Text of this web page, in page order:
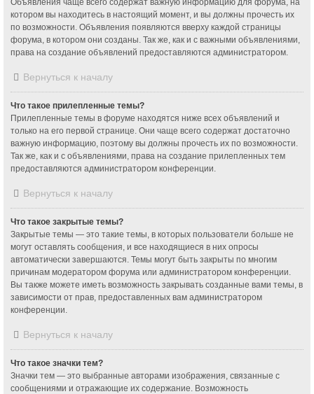
котором вы находитесь в настоящий момент, и вы должны прочесть их
по возможности. Объявления появляются вверху каждой страницы
форума, в котором они созданы. Так же, как и с важными объявлениями,
права на создание объявлений предоставляются администратором.
Вернуться к началу
Что такое прилепленные темы?
Прилепленные темы в форуме находятся ниже всех объявлений и
только на его первой странице. Они чаще всего содержат достаточно
важную информацию, поэтому вы должны прочесть их по возможности.
Так же, как и с объявлениями, права на создание прилепленных тем
предоставляются администратором конференции.
Вернуться к началу
Что такое закрытые темы?
Закрытые темы — это такие темы, в которых пользователи больше не
могут оставлять сообщения, и все находящиеся в них опросы
автоматически завершаются. Темы могут быть закрыты по многим
причинам модератором форума или администратором конференции.
Вы также можете иметь возможность закрывать созданные вами темы, в
зависимости от прав, предоставленных вам администратором
конференции.
Вернуться к началу
Что такое значки тем?
Значки тем — это выбранные авторами изображения, связанные с
сообщениями и отражающие их содержание. Возможность